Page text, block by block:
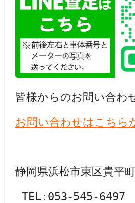
皆様からのお問い合わ
お問い合わせはこちら
静岡県浜松市東区貴平
TEL:053-545-6497